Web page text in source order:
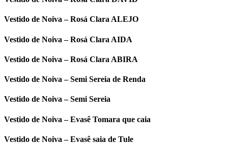
Vestido de Noiva – Rosá Clara ALEJO
Vestido de Noiva – Rosá Clara AIDA
Vestido de Noiva – Rosá Clara ABIRA
Vestido de Noiva – Semi Sereia de Renda
Vestido de Noiva – Semi Sereia
Vestido de Noiva – Evasê Tomara que caia
Vestido de Noiva – Evasê saia de Tule